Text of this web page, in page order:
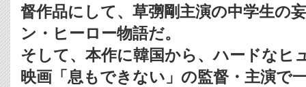
督作品にして、草彅剛主演の中学生の
ン・ヒーロー物語だ。
そして、本作に韓国から、ハードなヒ
映画「息もできない」の監督・主演で